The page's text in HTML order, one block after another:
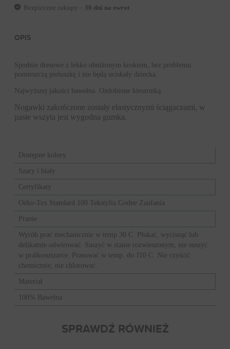
Bezpieczne zakupy – 30 dni na zwrot
OPIS
Spodnie dresowe z lekko obniżonym krokiem, bez problemu
pomieszczą pieluszkę i nie będą uciskały dziecka.
Najwyższej jakości bawełna. Ozdobione kieszonką.
Nogawki zakończone zostały elastycznymi ściągaczami, w
pasie wszyta jest wygodna gumka.
Dostępne kolory
Szary i biały
Certyfikaty
Oeko-Tex Standard 100 Tekstylia Godne Zaufania
Pranie
Wyrób prać mechanicznie w temp 30 C. Płukać, wycisnąć lub
delikatnie odwirować. Suszyć w stanie rozwieszonym, nie suszyć
w pralkosuszarce. Prasować w temp. do 110 C. Nie czyścić
chemicznie, nie chlorować.
Materiał
100% Bawełna
SPRAWDŹ RÓWNIEŻ